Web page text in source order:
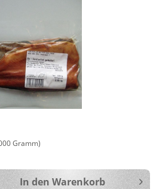
Gramm)
In den Warenkorb